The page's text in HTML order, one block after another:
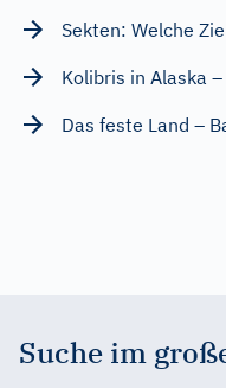
Sekten: Welche
Kolibris in Alaska
Das feste Land –
Suche im